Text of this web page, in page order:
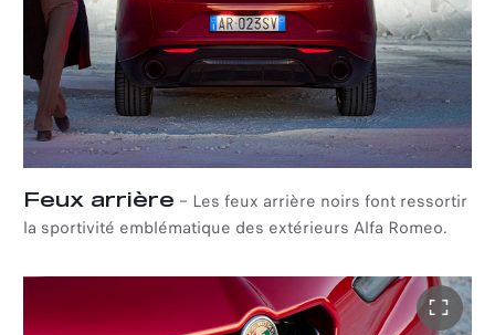
Feux arrière – Les feux arrière noirs font ressortir
la sportivité emblématique des extérieurs Alfa Romeo.